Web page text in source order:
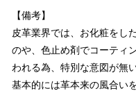
【備考】
皮革業界では、お化粧をし
のや、色止め剤でコーティ
われる為、特別な意図が無
基本的には革本来の風合い